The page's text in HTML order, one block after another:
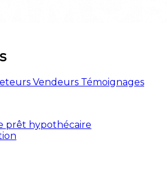
Vendeurs Témoignages
prêt hypothécaire